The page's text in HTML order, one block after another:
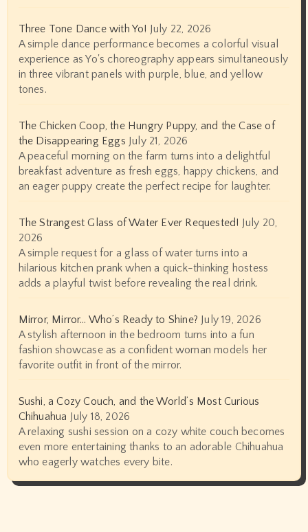
Three Tone Dance with Yo! July 22, 2026
A simple dance performance becomes a colorful visual
experience as Yo's choreography appears simultaneously
in three vibrant panels with purple, blue, and yellow
tones.
The Chicken Coop, the Hungry Puppy, and the Case of
the Disappearing Eggs July 21, 2026
A peaceful morning on the farm turns into a delightful
breakfast adventure as fresh eggs, happy chickens, and
an eager puppy create the perfect recipe for laughter.
The Strangest Glass of Water Ever Requested! July 20,
2026
A simple request for a glass of water turns into a
hilarious kitchen prank when a quick-thinking hostess
adds a playful twist before revealing the real drink.
Mirror, Mirror… Who’s Ready to Shine? July 19, 2026
A stylish afternoon in the bedroom turns into a fun
fashion showcase as a confident woman models her
favorite outfit in front of the mirror.
Sushi, a Cozy Couch, and the World’s Most Curious
Chihuahua July 18, 2026
A relaxing sushi session on a cozy white couch becomes
even more entertaining thanks to an adorable Chihuahua
who eagerly watches every bite.